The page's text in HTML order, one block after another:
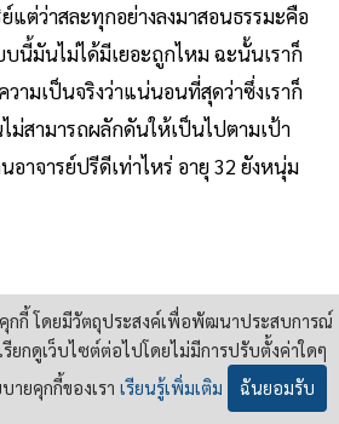
แต่ว่าสละทุกอย่างลงมาสอนธรรมะคือ
นี้มันไม่ได้มีเยอะถูกไหม ฉะนั้นเราก็
วามเป็นจริงว่าแน่นอนที่สุดว่าซึ่งเราก็
ม่สามารถผลักดันให้เป็นไปตามเป้า
อาจารย์ปรีดีเท่าไหร่ อายุ 32 ยังหนุ่ม
เข้าใจว่าอาจารย์ได้อ่านแล้ว แต่ว่า
รู้สึกว่า ตรงนี้มันแปลกๆ ไหม หมาย
คุกกี้ โดยมีวัตถุประสงค์เพื่อพัฒนาประสบการณ์
ยกดูเว็บไซต์ต่อไปโดยไม่มีการปรับตั้งค่าใดๆ
ยคุกกี้ของเรา เรียนรู้เพิ่มเติม ฉันยอมรับ